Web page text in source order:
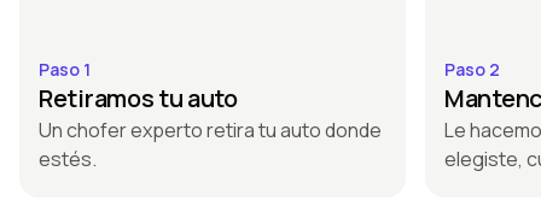
Paso 1
Retiramos tu auto
Un chofer experto retira tu auto donde
estés.
Paso 2
Le
elegiste,